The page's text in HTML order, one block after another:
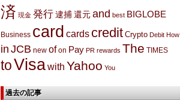
済 現金 発行 逮捕 還元and best BIGLOBE
Business card cards credit Crypto Debit How
in JCB new of on Pay PR rewards The TIMES
toVisawith Yahoo You
過去の記事